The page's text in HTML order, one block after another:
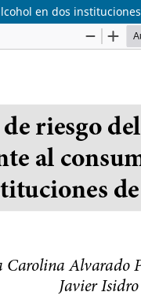
en dos